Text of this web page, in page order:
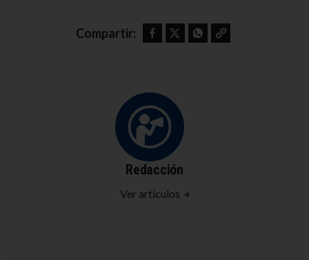
Compartir: Facebook Twitter WhatsApp Copy link
Redacción
Ver artículos